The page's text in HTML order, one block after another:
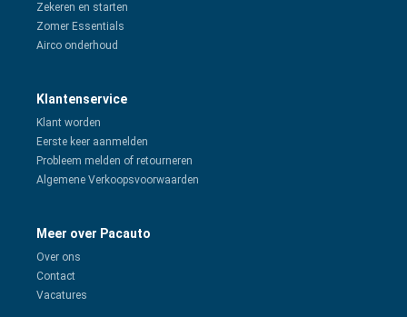
Zekeren en starten
Zomer Essentials
Airco onderhoud
Klantenservice
Klant worden
Eerste keer aanmelden
Probleem melden of retourneren
Algemene Verkoopsvoorwaarden
Meer over Pacauto
Over ons
Contact
Vacatures